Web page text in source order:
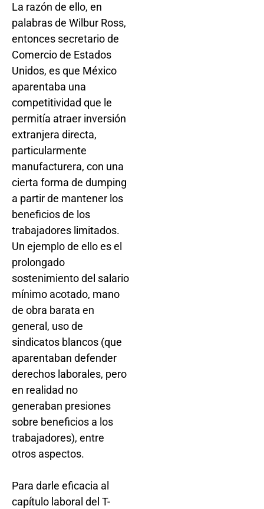
La razón de ello, en
palabras de Wilbur Ross,
entonces secretario de
Comercio de Estados
Unidos, es que México
aparentaba una
competitividad que le
permitía atraer inversión
extranjera directa,
particularmente
manufacturera, con una
cierta forma de dumping
a partir de mantener los
beneficios de los
trabajadores limitados.
Un ejemplo de ello es el
prolongado
sostenimiento del salario
mínimo acotado, mano
de obra barata en
general, uso de
sindicatos blancos (que
aparentaban defender
derechos laborales, pero
en realidad no
generaban presiones
sobre beneficios a los
trabajadores), entre
otros aspectos.
Para darle eficacia al
capítulo laboral del T-